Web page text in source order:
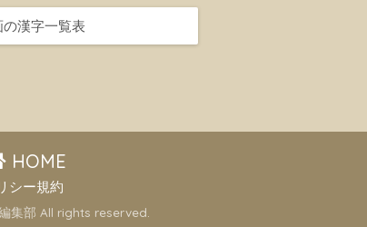
の漢字一覧表
HOME
シー規約
集部 All rights reserved.